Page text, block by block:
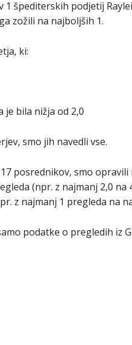
1 špediterskih podjetij
zožili na najboljših 1.
ki:
je bila nižja od 2,0
smo jih navedli vse.
posrednikov, smo
(npr. z najmanj 2,0 na
z najmanj 1 pregleda na
podatke o pregledih iz